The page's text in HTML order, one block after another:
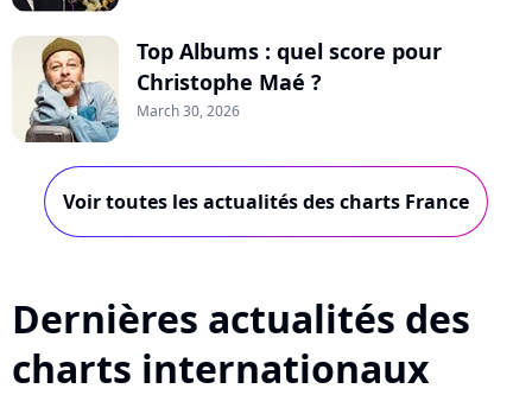
Top Albums : quel score pour
Christophe Maé ?
March 30, 2026
Voir toutes les actualités des charts France
Dernières actualités des
charts internationaux